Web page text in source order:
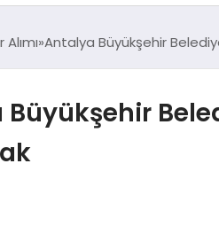
Antalya Büyükşehir